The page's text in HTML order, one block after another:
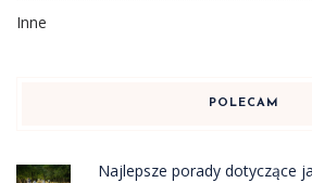
Inne
POLECAM
Najlepsze porady dotyczące